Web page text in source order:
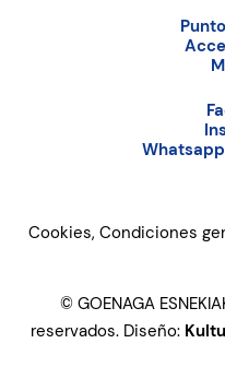
Whatsapp
Cookies, Condiciones
© GOENAGA
reservados. Diseño: